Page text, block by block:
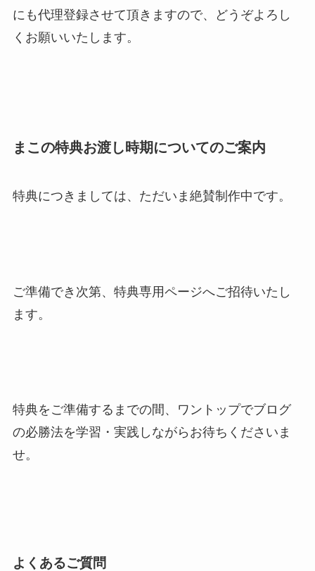
にも代理登録させて頂きますので、どうぞよろし
くお願いいたします。
まこの特典お渡し時期についてのご案内
特典につきましては、ただいま絶賛制作中です。
ご準備でき次第、特典専用ページへご招待いたし
ます。
特典をご準備するまでの間、ワントップでブログ
の必勝法を学習・実践しながらお待ちくださいま
せ。
よくあるご質問